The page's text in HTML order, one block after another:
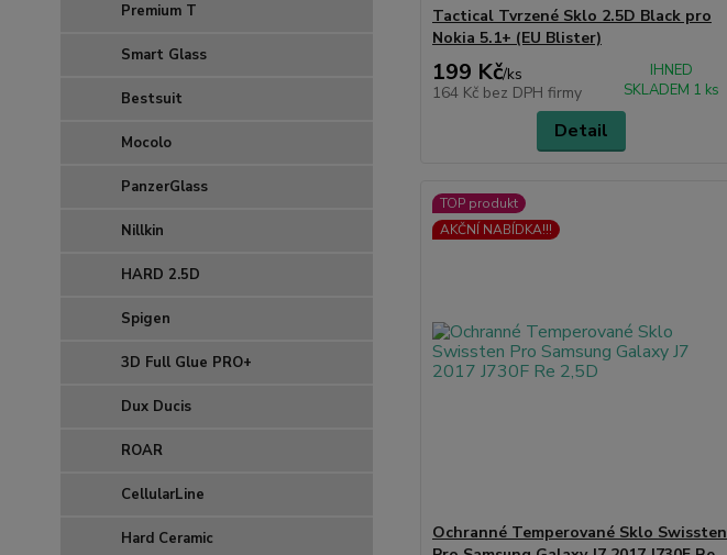
Premium T
Smart Glass
Bestsuit
Mocolo
PanzerGlass
Nillkin
HARD 2.5D
Spigen
3D Full Glue PRO+
Dux Ducis
ROAR
CellularLine
Hard Ceramic
Tactical Tvrzené Sklo 2.5D Black pro
Nokia 5.1+ (EU Blister)
199 Kč/ks
164 Kč bez DPH firmy
IHNED
SKLADEM 1 ks
Detail
TOP produkt
AKČNÍ NABÍDKA!!!
Ochranné Temperované Sklo Swissten